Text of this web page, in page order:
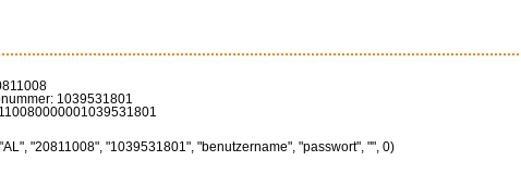
1039531801
"20811008", "1039531801", "benutzername", "passwort", "", 0)